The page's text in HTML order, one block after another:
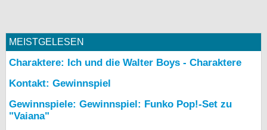
MEISTGELESEN
Charaktere: Ich und die Walter Boys - Charaktere
Kontakt: Gewinnspiel
Gewinnspiele: Gewinnspiel: Funko Pop!-Set zu
"Vaiana"